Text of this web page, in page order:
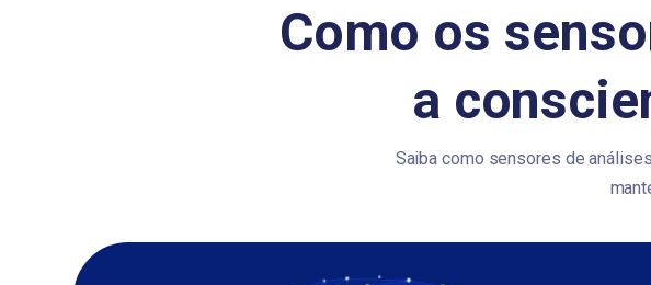
Como os
a
Saiba como sensores de